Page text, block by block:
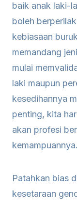
baik anak laki-
boleh
kebiasaan
memandang
mulai
laki maupun
kesedihannya
penting, kita
akan profesi
kemampuannya.
Patahkan bias
kesetaraan